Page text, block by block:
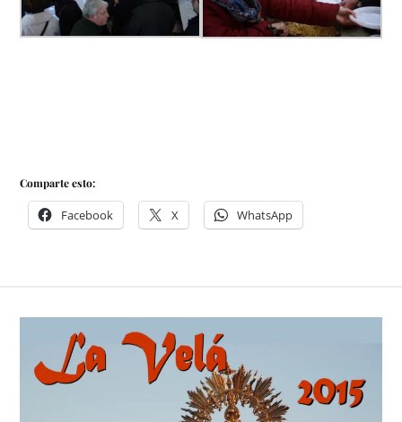
Comparte esto:
Facebook X WhatsApp